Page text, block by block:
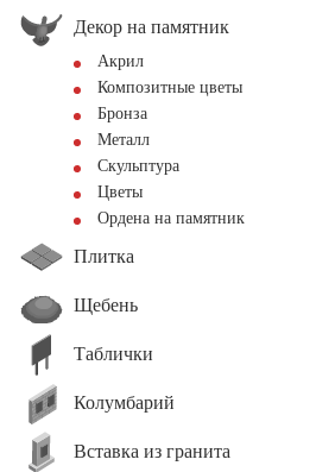
Декор на памятник
Акрил
Композитные цветы
Бронза
Металл
Скульптура
Цветы
Ордена на памятник
Плитка
Щебень
Таблички
Колумбарий
Вставка из гранита